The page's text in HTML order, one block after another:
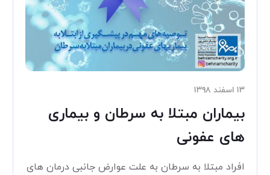
۱۳ اسفند ۱۳۹۸
بیماران مبتلا به سرطان و بیماری
های عفونی
افراد مبتلا به سرطان به علت عوارض جانبی درمان های